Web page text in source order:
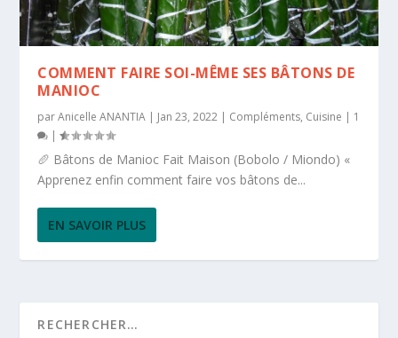
COMMENT FAIRE SOI-MÊME SES BÂTONS DE
MANIOC
parAnicelle ANANTIA | Jan 23, 2022 | Compléments, Cuisine | 1
|
🥖 Bâtons de Manioc Fait Maison (Bobolo / Miondo) «
Apprenez enfin comment faire vos bâtons de...
EN SAVOIR PLUS